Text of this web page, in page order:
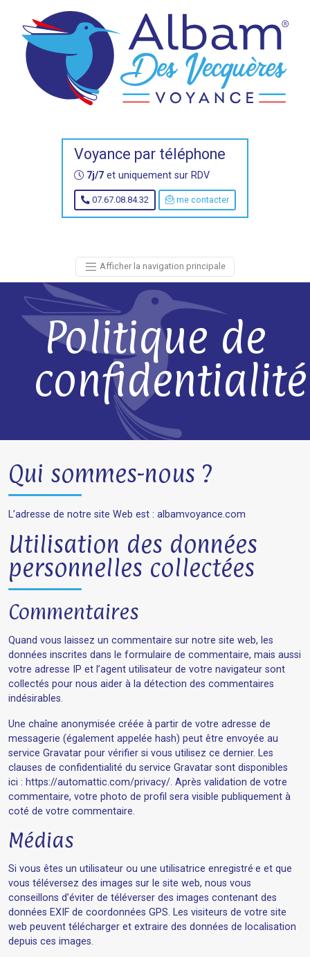
Voyance par téléphone
7j/7 et uniquement sur RDV
07.67.08.84.32 me contacter
Afficher la navigation principale
Politique de
confidentialité
Qui sommes-nous ?
L’adresse de notre site Web est : albamvoyance.com
Utilisation des données
personnelles collectées
Commentaires
Quand vous laissez un commentaire sur notre site web, les
données inscrites dans le formulaire de commentaire, mais aussi
votre adresse IP et l’agent utilisateur de votre navigateur sont
collectés pour nous aider à la détection des commentaires
indésirables.
Une chaîne anonymisée créée à partir de votre adresse de
messagerie (également appelée hash) peut être envoyée au
service Gravatar pour vérifier si vous utilisez ce dernier. Les
clauses de confidentialité du service Gravatar sont disponibles
ici : https://automattic.com/privacy/. Après validation de votre
commentaire, votre photo de profil sera visible publiquement à
coté de votre commentaire.
Médias
Si vous êtes un utilisateur ou une utilisatrice enregistré·e et que
vous téléversez des images sur le site web, nous vous
conseillons d’éviter de téléverser des images contenant des
données EXIF de coordonnées GPS. Les visiteurs de votre site
web peuvent télécharger et extraire des données de localisation
depuis ces images.